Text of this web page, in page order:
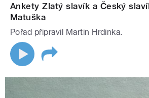
Ankety Zlatý slavík a Český
Matuška
Pořad připravil Martin Hrdinka.